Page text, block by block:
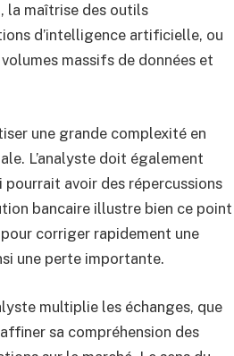
la maîtrise des outils
d’intelligence artificielle, ou
massifs de données et
une grande complexité en
L’analyste doit également
pourrait avoir des répercussions
bancaire illustre bien ce point
corriger rapidement une
une perte importante.
multiplie les échanges, que
sa compréhension des